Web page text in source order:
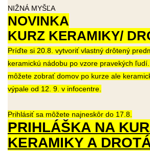
NIŽNÁ MYŠĽA
NOVINKA
KURZ KERAMIKY/
Príďte si 20.8. vytvoriť vlastný drôtený
keramickú nádobu po vzore pravekých
môžete zobrať domov po kurze ale
výpale od 12. 9. v infocentre.
Prihlásiť sa môžete najneskôr do 17.8.
PRIHLÁŠKA NA
KERAMIKY A